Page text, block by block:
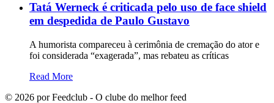
Tatá Werneck é criticada pelo uso de face shield
em despedida de Paulo Gustavo
A humorista compareceu à cerimônia de cremação do ator e
foi considerada “exagerada”, mas rebateu as críticas
Read More
© 2026 por Feedclub - O clube do melhor feed